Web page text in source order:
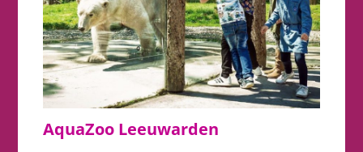
AquaZoo Leeuwarden